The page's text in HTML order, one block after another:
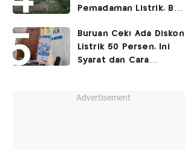
Pemadaman Listrik, BBM
Buruan Cek! Ada Diskon
Listrik 50 Persen, Ini
Syarat dan Cara
Advertisement